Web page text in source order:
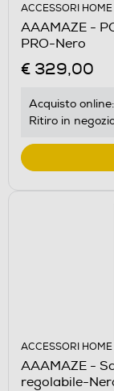
ACCESSORI
AAAMAZE -
PRO-Nero
€ 329,00
Acquisto online:
Ritiro in
ACCESSORI
AAAMAZE -
regolabile-